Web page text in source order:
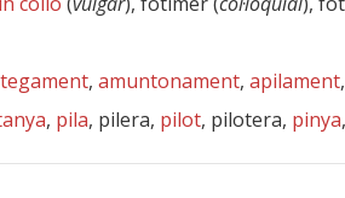
, amuntonament, apilament,
, pila, pilera, pilot, pilotera, pinya,